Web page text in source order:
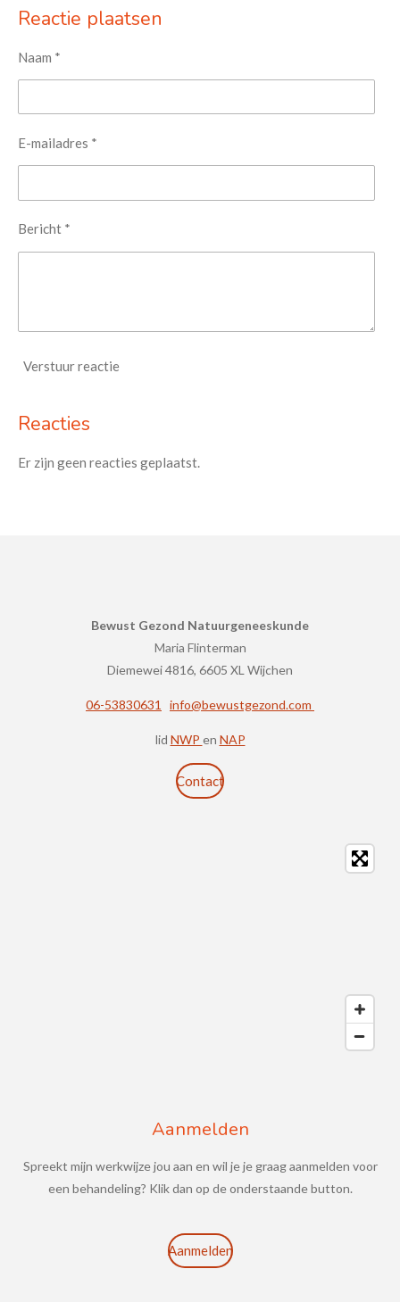
n
l
e
e
n
Reactie plaatsen
Naam *
E-mailadres *
Bericht *
Verstuur reactie
Reacties
Er zijn geen reacties geplaatst.
Bewust Gezond Natuurgeneeskunde
Maria Flinterman
Diemewei 4816, 6605 XL Wijchen
06-53830631 info@bewustgezond.com
lid NWP en NAP
Contact
Aanmelden
Spreekt mijn werkwijze jou aan en wil je je graag aanmelden voor
een behandeling? Klik dan op de onderstaande button.
Aanmelden